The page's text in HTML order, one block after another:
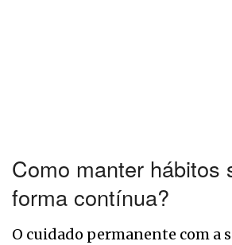
Como manter hábitos
forma contínua?
O cuidado permanente com a